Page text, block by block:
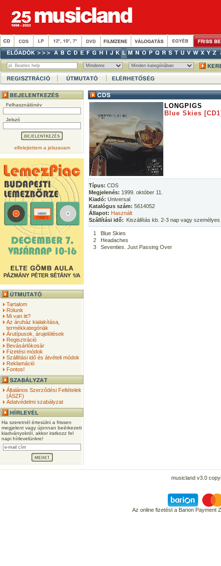
Felhasználónév
Jelszó
elfelejtettem a jelszavam
Tartalom
Rólunk
Mi van itt?
Az áruház kialakítása,
termékkategóriák
Árutípusok, árujelölések
Regisztráció
Bevásárlókosár
Fizetési módok
Szállítási idő és átvételi módok
Reklamáció
Fontos!
Általános Szerződési Feltételek
(ÁSZF)
Adatvédelmi szabályzat
Ha szeretnél értesülni a frissen
megjelent vagy újonnan beérkezett
kiadványokról, akkor iratkozz fel
napi hírlevelünkre!
LONGPIGS
Blue Skies
Típus: CDS
Megjelenés: 1999. október 11.
Kiadó: Universal
Katalógus szám: 5614052
Állapot: Használt
Szállítási idő: Kiszállítás kb. 2-3 nap vagy
1
Blue Skies
2
Headaches
3
Seventies. Just Passing Over
musicland v3.0
Az online fizetést a Barion Payment